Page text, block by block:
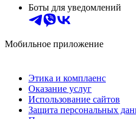
Боты для уведомлений
Мобильное приложение
Этика и комплаенс
Оказание услуг
Использование сайтов
Защита персональных